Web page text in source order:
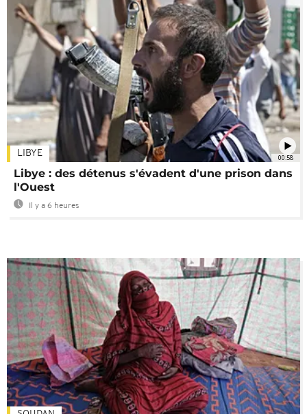
00:58
LIBYE
Libye : des détenus s'évadent d'une prison dans
l'Ouest
Il y a 6 heures